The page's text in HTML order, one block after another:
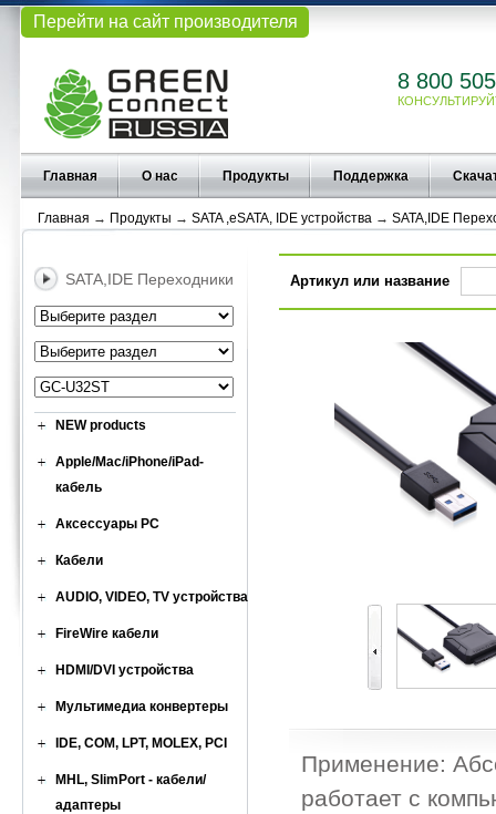
Перейти на сайт производителя
8 800
Главная О нас Продукты Поддержка
Главная → Продукты → SATA ,eSATA, IDE устройства → SATA,IDE
SATA,IDE Переходники
NEW products
Apple/Mac/iPhone/iPad-
кабель
Аксессуары PC
Кабели
AUDIO, VIDEO, TV устройства
FireWire кабели
HDMI/DVI устройства
Мультимедиа конвертеры
IDE, COM, LPT, MOLEX, PCI
MHL, SlimPort - кабели/
адаптеры
Артикул или название
Применение:
работает с